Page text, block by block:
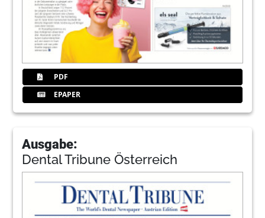
PDF
EPAPER
Ausgabe:
Dental Tribune Österreich